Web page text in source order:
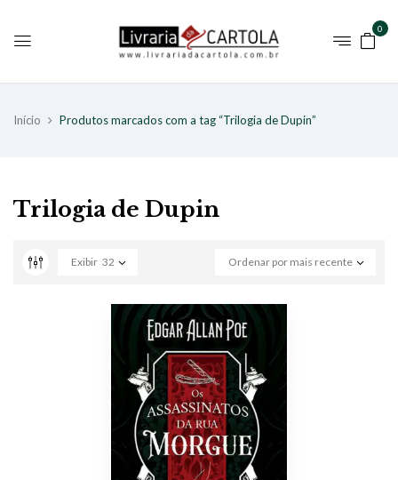
0
Início Produtos marcados com a tag “Trilogia de Dupin”
Trilogia de Dupin
Ordenar por mais recente
Exibir 32